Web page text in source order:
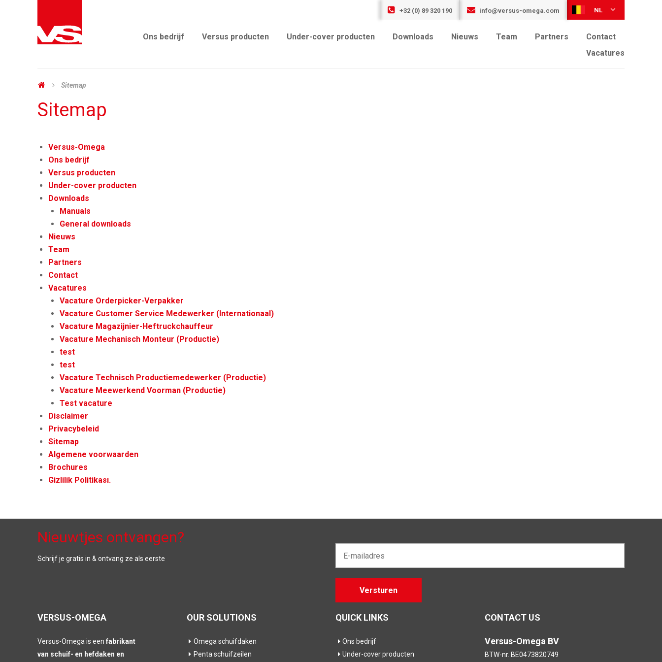
+32 (0) 89 320 190 info@versus-omega.com NL
Ons bedrijf Versus producten Under-cover producten Downloads Nieuws Team Partners
Contact
Vacatures
Sitemap
Sitemap
Versus-Omega
Ons bedrijf
Versus producten
Under-cover producten
Downloads
Manuals
General downloads
Nieuws
Team
Partners
Contact
Vacatures
Vacature Orderpicker-Verpakker
Vacature Customer Service Medewerker (Internationaal)
Vacature Magazijnier-Heftruckchauffeur
Vacature Mechanisch Monteur (Productie)
test
test
Vacature Technisch Productiemedewerker (Productie)
Vacature Meewerkend Voorman (Productie)
Test vacature
Disclaimer
Privacybeleid
Sitemap
Algemene voorwaarden
Brochures
Gizlilik Politikası.
Nieuwtjes ontvangen?
Schrijf je gratis in & ontvang ze als eerste
mailadres*
dit veld
leeg te
laten
Versturen
VERSUS-OMEGA
Versus-Omega is een fabrikant
van schuif- en hefdaken en
OUR SOLUTIONS
Omega schuifdaken
Penta schuifzeilen
QUICK LINKS
Ons bedrijf
Under-cover producten
CONTACT US
Versus-Omega BV
BTW-nr. BE0473820749